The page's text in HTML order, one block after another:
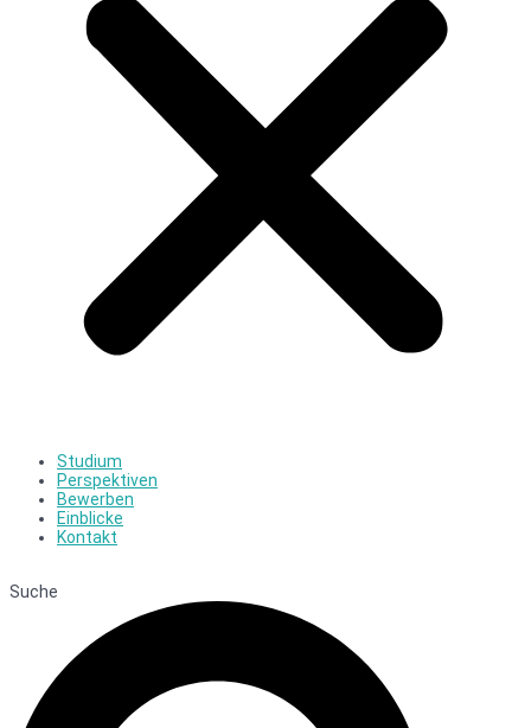
Studium
Perspektiven
Bewerben
Einblicke
Kontakt
Suche